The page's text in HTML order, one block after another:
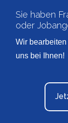
Sie haben
oder
Wir
uns bei Ihnen!